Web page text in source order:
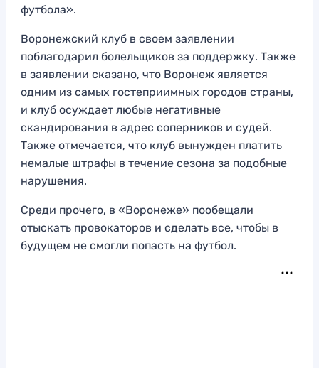
футбола».
Воронежский клуб в своем заявлении
поблагодарил болельщиков за поддержку. Также
в заявлении сказано, что Воронеж является
одним из самых гостеприимных городов страны,
и клуб осуждает любые негативные
скандирования в адрес соперников и судей.
Также отмечается, что клуб вынужден платить
немалые штрафы в течение сезона за подобные
нарушения.
Среди прочего, в «Воронеже» пообещали
отыскать провокаторов и сделать все, чтобы в
будущем не смогли попасть на футбол.